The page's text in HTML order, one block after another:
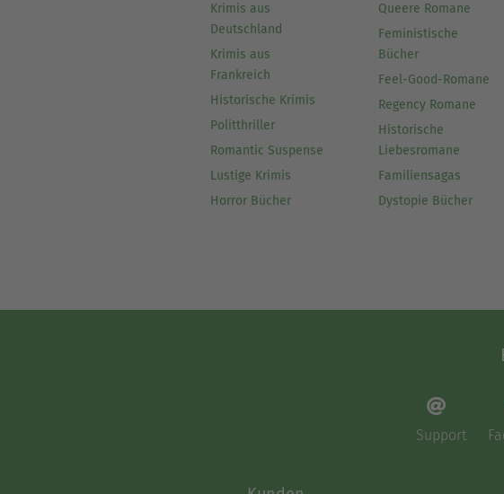
Krimis aus
Deutschland
Krimis aus
Frankreich
Historische Krimis
Politthriller
Romantic Suspense
Lustige Krimis
Horror Bücher
Queere Romane
Feministische
Bücher
Feel-Good-Romane
Regency Romane
Historische
Liebesromane
Familiensagas
Dystopie Bücher
Support